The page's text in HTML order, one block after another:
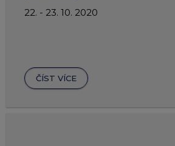
22. - 23. 10. 2020
ČÍST VÍCE